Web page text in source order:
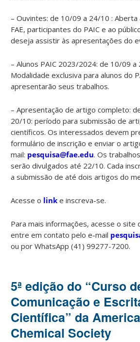
– Ouvintes: de 10/09 a 24/10 : Aberta
FAE, participantes do PAIC e ao
deseja assistir às apresentações do
– Alunos PAIC 2023/2024: de 10/09 a
Modalidade exclusiva para alunos do
apresentarão seus trabalhos.
– Apresentação de artigo completo:
20/10: período para submissão de
científicos. Os interessados devem
formulário de inscrição e enviar o
mail: pesquisa@fae.edu. Os
serão divulgados até 22/10. Cada
a submissão de até dois artigos do
Acesse o link e inscreva-se.
Para mais informações, acesse o site
entre em contato pelo e-mail
ou por WhatsApp (41) 99277-7200.
5ª edição do “Curso
Comunicação e
Científica” da
Chemical Society